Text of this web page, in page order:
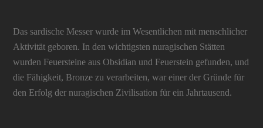
Das sardische Messer wurde im Wesentlichen mit menschlicher
Aktivität geboren. In den wichtigsten nuragischen Stätten
wurden Feuersteine aus Obsidian und Feuerstein gefunden, und
die Fähigkeit, Bronze zu verarbeiten, war einer der Gründe für
den Erfolg der nuragischen Zivilisation für ein Jahrtausend.